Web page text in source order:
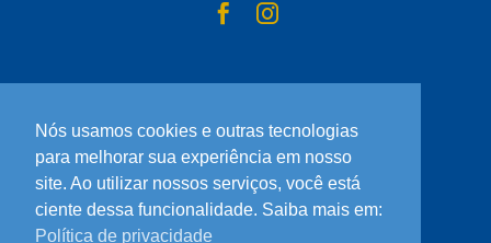
UNIDADE SÃO GONÇALO
Rua Cel. Serrado, 1422 – Zé Garoto
São Gonçalo – RJ
Tel.: 21 97846-2000 | 21 97846-2002
Nós usamos cookies e outras tecnologias
para melhorar sua experiência em nosso
site. Ao utilizar nossos serviços, você está
ciente dessa funcionalidade. Saiba mais em:
Política de privacidade